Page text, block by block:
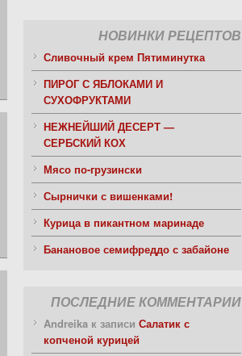
НОВИНКИ РЕЦЕПТОВ
Сливочный крем Пятиминутка
ПИРОГ С ЯБЛОКАМИ И
СУХОФРУКТАМИ
НЕЖНЕЙШИЙ ДЕСЕРТ —
СЕРБСКИЙ КОХ
Мясо по-грузински
Сырнички с вишенками!
Курица в пикантном маринаде
Банановое семифреддо с забайоне
ПОСЛЕДНИЕ КОММЕНТАРИИ
Andreika к записи Салатик с
копченой курицей